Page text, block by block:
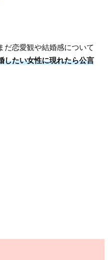
だ恋愛観や結婚感について
したい女性に現れたら公言